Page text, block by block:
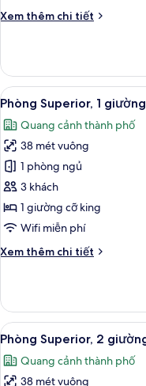
king,
dụng
Club
Lounge,
quang
cảnh
thành
phố
Xem thêm chi tiết
Chi
Phòng
Suite
Superior,
giường
cỡ
king,
quyền
sử
dụng
Club
Lounge,
cảnh
Xem
tất
cả
ảnh
Phòng
Superior,
1
giường
king,
thành
phố
5
Phòng Superior, 1
Quang cảnh thành phố
38 mét vuông
1 phòng ngủ
3 khách
1 giường cỡ king
Wifi miễn phí
Xem thêm chi tiết
Chi
Phòng
Superior,
1
giường
cỡ
king,
Xem
tất
cả
5
Phòng Superior, 2
Quang cảnh thành phố
38 mét vuông